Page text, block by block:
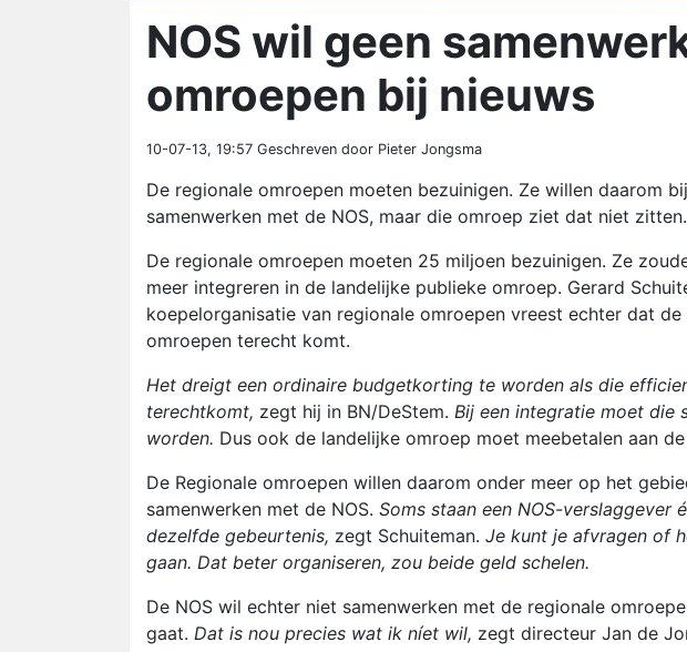
NOS wil geen
omroepen bij nieuws
10-07-13, 19:57 Geschreven door Pieter Jongsma
De regionale omroepen moeten bezuinigen. Ze willen daarom
samenwerken met de NOS, maar die omroep ziet dat niet zitten.
De regionale omroepen moeten 25 miljoen bezuinigen. Ze
meer integreren in de landelijke publieke omroep. Gerard
koepelorganisatie van regionale omroepen vreest echter dat
omroepen terecht komt.
Het dreigt een ordinaire budgetkorting te worden als die
terechtkomt, zegt hij in BN/DeStem. Bij een integratie moet die
worden. Dus ook de landelijke omroep moet meebetalen aan
De Regionale omroepen willen daarom onder meer op het
samenwerken met de NOS. Soms staan een NOS-verslaggever
dezelfde gebeurtenis, zegt Schuiteman. Je kunt je afvragen of
gaan. Dat beter organiseren, zou beide geld schelen.
De NOS wil echter niet samenwerken met de regionale
gaat. Dat is nou precies wat ik níet wil, zegt directeur Jan de